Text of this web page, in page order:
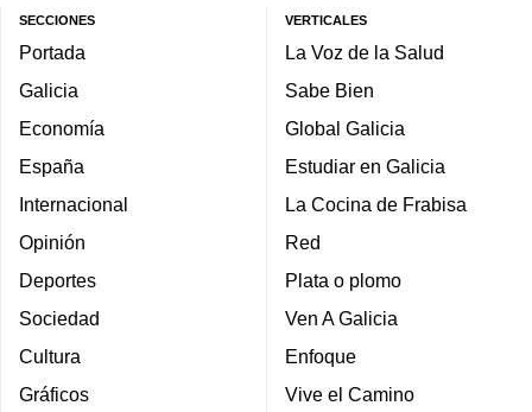
SECCIONES
Portada
Galicia
Economía
España
Internacional
Opinión
Deportes
Sociedad
Cultura
Gráficos
VERTICALES
La Voz de la Salud
Sabe Bien
Global Galicia
Estudiar en Galicia
La Cocina de Frabisa
Red
Plata o plomo
Ven A Galicia
Enfoque
Vive el Camino